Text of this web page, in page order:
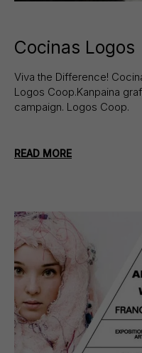
Cocinas Logos
Viva the Difference!
Logos Coop.Kanpaina
campaign. Logos Coop.
READ MORE